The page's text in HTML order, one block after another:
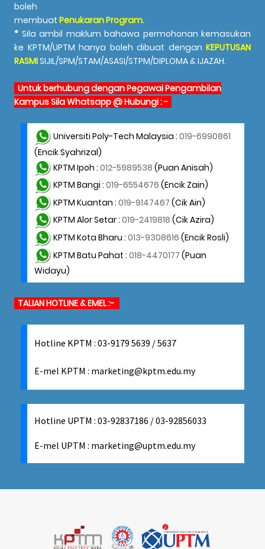
boleh
membuat Penukaran Program.
* Sila ambil maklum bahawa permohonan kemasukan
ke KPTM/UPTM hanya boleh dibuat dengan KEPUTUSAN
RASMISIJIL/SPM/STAM/ASASI/STPM/DIPLOMA & IJAZAH.
Untuk berhubung dengan Pegawai Pengambilan
Kampus Sila Whatsapp @ Hubungi : -
Universiti Poly-Tech Malaysia :019-6990861
(Encik Syahrizal)
KPTM Ipoh :012-5989538 (Puan Anisah)
KPTM Bangi :019-6554676 (Encik Zain)
KPTM Kuantan :019-9147467 (Cik Ain)
KPTM Alor Setar :019-2419818 (Cik Azira)
KPTM Kota Bharu :013-9308616 (Encik Rosli)
KPTM Batu Pahat :018-4470177 (Puan
Widayu)
TALIAN HOTLINE & EMEL :-
Hotline KPTM : 03-9179 5639 / 5637
E-mel KPTM : marketing@kptm.edu.my
Hotline UPTM : 03-92837186 / 03-92856033
E-mel UPTM : marketing@uptm.edu.my